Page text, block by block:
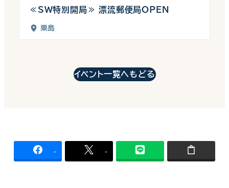
≪SW特別開局≫ 漂流郵便局OPEN
粟島
イベント一覧へもどる
- -